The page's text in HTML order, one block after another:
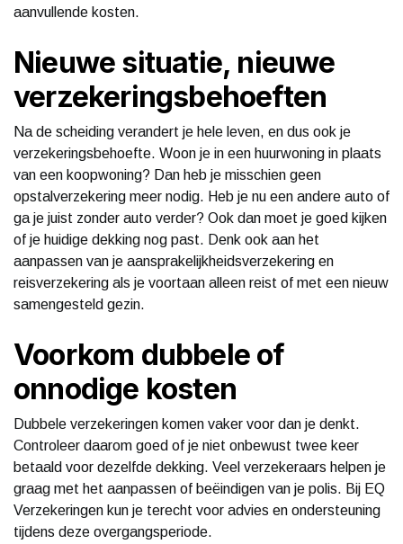
aanvullende kosten.
Nieuwe situatie, nieuwe
verzekeringsbehoeften
Na de scheiding verandert je hele leven, en dus ook je
verzekeringsbehoefte. Woon je in een huurwoning in plaats
van een koopwoning? Dan heb je misschien geen
opstalverzekering meer nodig. Heb je nu een andere auto of
ga je juist zonder auto verder? Ook dan moet je goed kijken
of je huidige dekking nog past. Denk ook aan het
aanpassen van je aansprakelijkheidsverzekering en
reisverzekering als je voortaan alleen reist of met een nieuw
samengesteld gezin.
Voorkom dubbele of
onnodige kosten
Dubbele verzekeringen komen vaker voor dan je denkt.
Controleer daarom goed of je niet onbewust twee keer
betaald voor dezelfde dekking. Veel verzekeraars helpen je
graag met het aanpassen of beëindigen van je polis. Bij EQ
Verzekeringen kun je terecht voor advies en ondersteuning
tijdens deze overgangsperiode.